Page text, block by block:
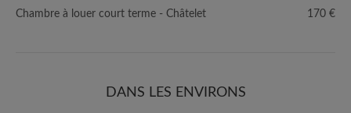
Chambre à louer court terme - Châtelet
170 €
DANS LES ENVIRONS